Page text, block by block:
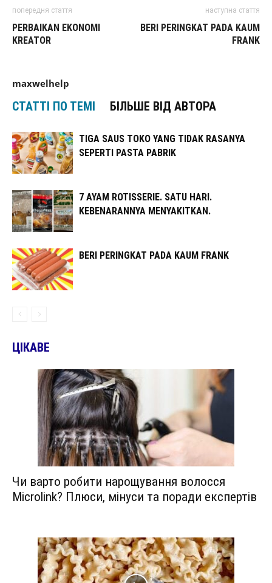
попередня стаття
PERBAIKAN EKONOMI
KREATOR
наступна стаття
BERI PERINGKAT PADA KAUM
FRANK
maxwelhelp
СТАТТІ ПО ТЕМІ БІЛЬШЕ ВІД АВТОРА
TIGA SAUS TOKO YANG TIDAK RASANYA
SEPERTI PASTA PABRIK
7 AYAM ROTISSERIE. SATU HARI.
KEBENARANNYA MENYAKITKAN.
BERI PERINGKAT PADA KAUM FRANK
ЦІКАВЕ
Чи варто робити нарощування волосся
Microlink? Плюси, мінуси та поради експертів